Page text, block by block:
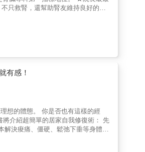
只救腎，還幫助腎友維持良好的生
我破除迷思：只要腎絲球過濾率60
歲就洗腎？ 關鍵在於普遍對腎臟和
，都是累
要小心注意這些訊號，在還來得及
聖經！ ※ 這是一本真正能幫到你的
飲比罐裝飲料更傷腎。 6.千萬不要
不能吃！嚴重可能會送命。 9.腎絲
有感！
否也有這樣的經